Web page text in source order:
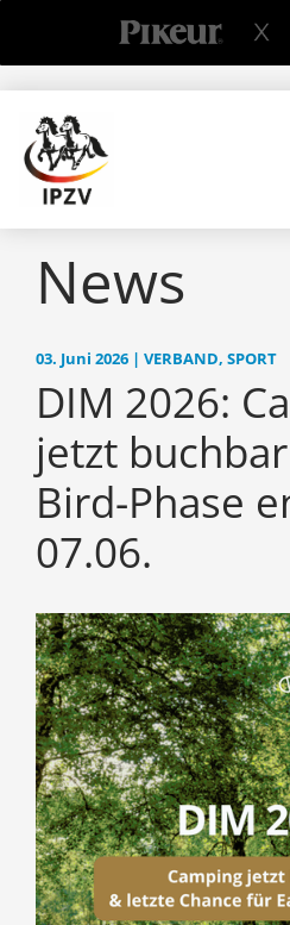
News
03. Juni 2026 | VERBAND, SPORT
DIM 2026:
jetzt
Bird-Phase
07.06.